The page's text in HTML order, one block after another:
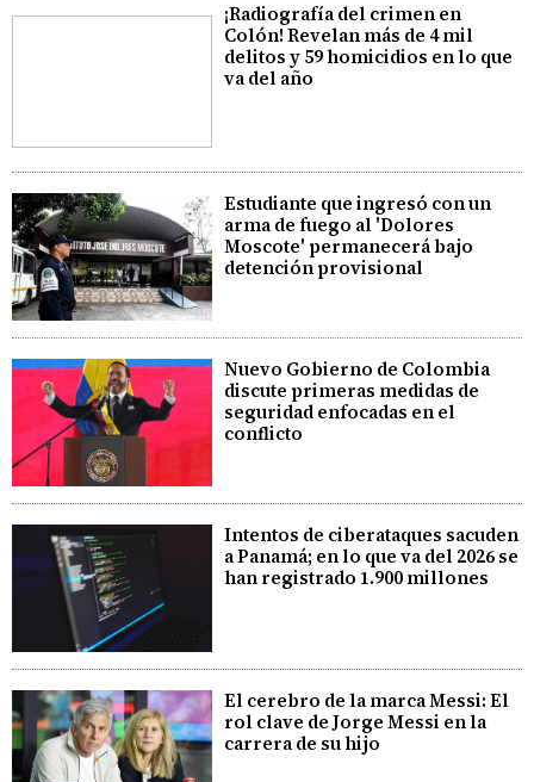
¡Radiografía del crimen en
Colón! Revelan más de 4 mil
delitos y 59 homicidios en lo que
va del año
Estudiante que ingresó con un
arma de fuego al 'Dolores
Moscote' permanecerá bajo
detención provisional
Nuevo Gobierno de Colombia
discute primeras medidas de
seguridad enfocadas en el
conflicto
Intentos de ciberataques sacuden
a Panamá; en lo que va del 2026 se
han registrado 1.900 millones
El cerebro de la marca Messi: El
rol clave de Jorge Messi en la
carrera de su hijo